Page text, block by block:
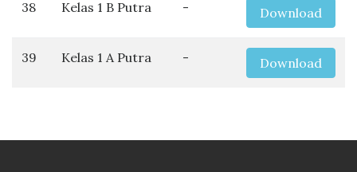
38 Kelas 1 B Putra - Download
39 Kelas 1 A Putra - Download